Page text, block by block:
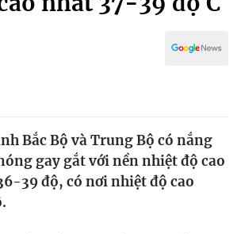
trí
Bắc Bộ và Trung Bộ có nắng
gay gắt với nền nhiệt độ cao
39 độ, có nơi nhiệt độ cao